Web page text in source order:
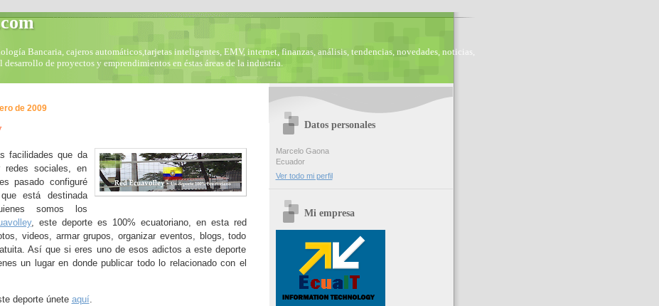
Bancaria, cajeros automáticos,tarjetas inteligentes, EMV, internet, finanzas, análisis, tendencias, novedades, noticias,
de proyectos y emprendimientos en éstas áreas de la industria.
de 2009
facilidades que da
redes sociales, en
pasado configuré
está destinada
somos los
, este deporte es 100% ecuatoriano, en esta red
videos, armar grupos, organizar eventos, blogs, todo
Así que si eres uno de esos adictos a este deporte
un lugar en donde publicar todo lo relacionado con el
deporte únete aquí.
Datos personales
Marcelo Gaona
Ecuador
Ver todo mi perfil
Mi empresa